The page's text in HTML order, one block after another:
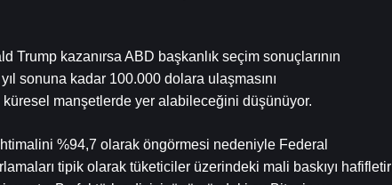
kazanırsa ABD başkanlık seçim sonuçlarının
sonuna kadar 100.000 dolara ulaşmasını
manşetlerde yer alabileceğini düşünüyor.
%94,7 olarak öngörmesi nedeniyle Federal
tipik olarak tüketiciler üzerindeki mali baskıyı hafifletir